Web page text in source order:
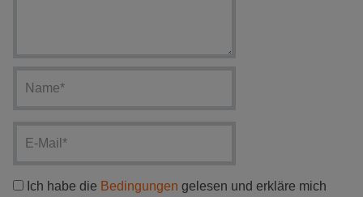
Ich habe die Bedingungen gelesen und erkläre mich